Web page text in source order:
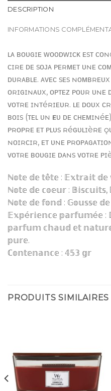
DESCRIPTION
INFORMATIONS
ʟᴀ ʙᴏᴜɢɪᴇ ᴡᴏᴏᴅᴡɪᴄᴋ ᴇsᴛ
ᴄɪʀᴇ ᴅᴇ sᴏᴊᴀ ᴘᴇʀᴍᴇᴛ ᴜɴᴇ
ᴅᴜʀᴀʙʟᴇ. ᴀᴠᴇᴄ sᴇs ɴᴏᴍʙʀᴇᴜx
ᴏʀɪɢɪɴᴀᴜx, ᴏᴘᴛᴇᴢ ᴘᴏᴜʀ ᴜɴᴇ
ᴠᴏᴛʀᴇ ɪɴᴛéʀɪᴇᴜʀ. ʟᴇ ᴅᴏᴜx
ʙᴏɪs (ᴛᴇʟ ᴜɴ ғᴇᴜ ᴅᴇ
ᴘʀᴏᴘʀᴇ ᴇᴛ ᴘʟᴜs ʀéɢᴜʟɪèʀᴇ
ɴᴏɪʀᴄɪʀ, ᴇᴛ ᴜɴᴇ
ᴠᴏᴛʀᴇ ʙᴏᴜɢɪᴇ ᴅᴀɴs ᴠᴏᴛʀᴇ
ℕ𝕠𝕥𝕖 𝕕𝕖 𝕥ê𝕥𝕖 : 𝔼𝕩𝕥𝕣𝕒𝕚𝕥 𝕕𝕖
ℕ𝕠𝕥𝕖 𝕕𝕖 𝕔𝕠𝕖𝕦𝕣 :
ℕ𝕠𝕥𝕖 𝕕𝕖 𝕗𝕠𝕟𝕕 : 𝔾𝕠𝕦𝕤𝕤𝕖
𝔼𝕩𝕡é𝕣𝕚𝕖𝕟𝕔𝕖 𝕡𝕒𝕣𝕗𝕦𝕞é𝕖 :
𝕡𝕒𝕣𝕗𝕦𝕞 𝕔𝕙𝕒𝕦𝕕 𝕖𝕥
𝕡𝕦𝕣𝕖.
ℂ𝕠𝕟𝕥𝕖𝕟𝕒𝕟𝕔𝕖 : 𝟜𝟝𝟛 𝕘𝕣
PRODUITS SIMILAIRES